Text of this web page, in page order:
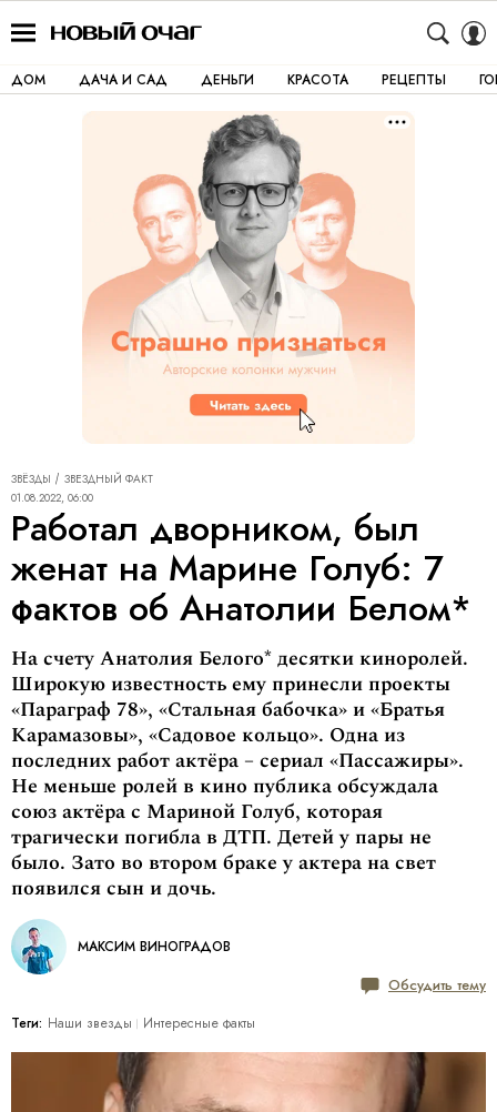
ДОМ ДАЧА И САД ДЕНЬГИ КРАСОТА РЕЦЕПТЫ
ЗВЁЗДЫ
ЗВЕЗДНЫЙ ФАКТ
01.08.2022, 06:00
Работал дворником, был
женат на Марине Голуб: 7
фактов об Анатолии Белом*
На счету Анатолия Белого* десятки киноролей.
Широкую известность ему принесли проекты
«Параграф 78», «Стальная бабочка» и «Братья
Карамазовы», «Садовое кольцо». Одна из
последних работ актёра – сериал «Пассажиры».
Не меньше ролей в кино публика обсуждала
союз актёра с Мариной Голуб, которая
трагически погибла в ДТП. Детей у пары не
было. Зато во втором браке у актера на свет
появился сын и дочь.
МАКСИМ ВИНОГРАДОВ
Обсудить тему
Теги: Наши звезды Интересные факты